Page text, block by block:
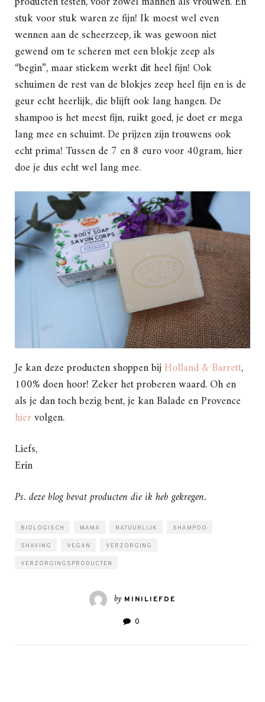
stuk voor stuk waren ze fijn! Ik moest wel even
wennen aan de scheerzeep, ik was gewoon niet
gewend om te scheren met een blokje zeep als
“begin”, maar stiekem werkt dit heel fijn! Ook
schuimen de rest van de blokjes zeep heel fijn en is de
geur echt heerlijk, die blijft ook lang hangen. De
shampoo is het meest fijn, ruikt goed, je doet er mega
lang mee en schuimt. De prijzen zijn trouwens ook
echt prima! Tussen de 7 en 8 euro voor 40gram, hier
doe je dus echt wel lang mee.
Je kan deze producten shoppen bij Holland & Barrett,
100% doen hoor! Zeker het proberen waard. Oh en
als je dan toch bezig bent, je kan Balade en Provence
hiervolgen.
Liefs,
Erin
Ps. deze blog bevat producten die ik heb gekregen.
BIOLOGISCH MAMA NATUURLIJK SHAMPOO
SHAVING VEGAN VERZORGING
VERZORGINGSPRODUCTEN
by MINILIEFDE
0